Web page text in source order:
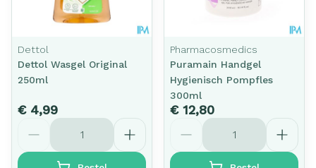
Dettol
Dettol Wasgel Original
250ml
€ 4,99
Aantal
Pharmacosmedics
Puramain Handgel
Hygienisch Pompfles
300ml
€ 12,80
Aantal